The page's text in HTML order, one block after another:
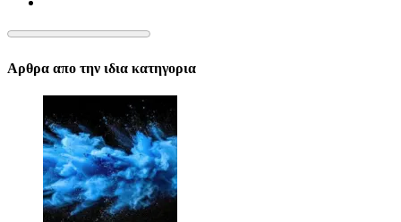
Αρθρα απο την ιδια κατηγορια